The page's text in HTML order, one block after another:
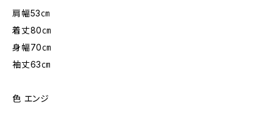
肩幅53㎝
着丈80㎝
身幅70㎝
袖丈63㎝
色 エンジ